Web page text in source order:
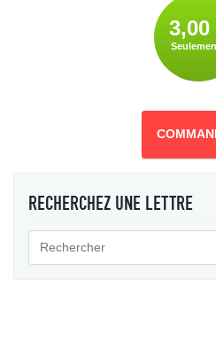
3,00
RECHERCHEZ UNE LETTRE